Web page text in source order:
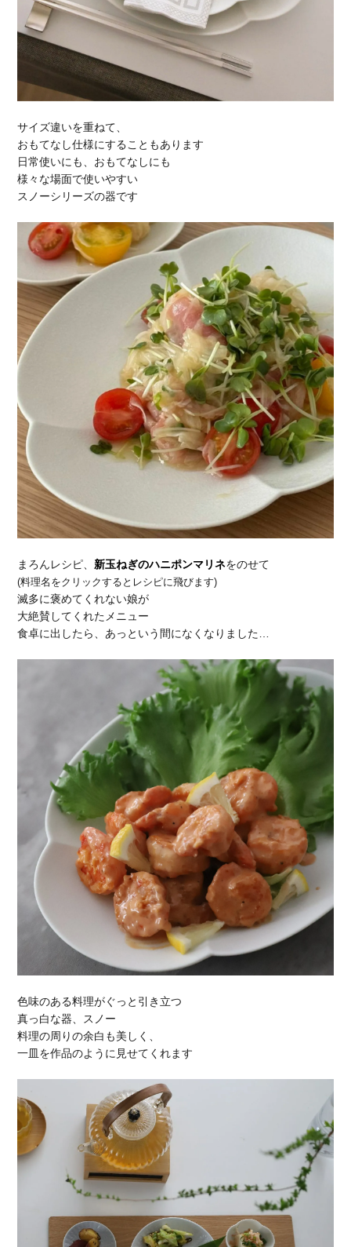
サイズ違いを重ねて、
おもてなし仕様にすることもあります
日常使いにも、おもてなしにも
様々な場面で使いやすい
スノーシリーズの器です
まろんレシピ、 新玉ねぎのハニポンマリネをのせて
(料理名をクリックするとレシピに飛びます)
滅多に褒めてくれない娘が
大絶賛してくれたメニュー
食卓に出したら、あっという間になくなりました…
色味のある料理がぐっと引き立つ
真っ白な器、スノー
料理の周りの余白も美しく、
一皿を作品のように見せてくれます